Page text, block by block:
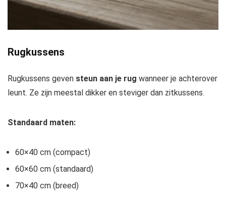
Rugkussens
Rugkussens geven steun aan je rug wanneer je achterover
leunt. Ze zijn meestal dikker en steviger dan zitkussens.
Standaard maten:
60×40 cm (compact)
60×60 cm (standaard)
70×40 cm (breed)